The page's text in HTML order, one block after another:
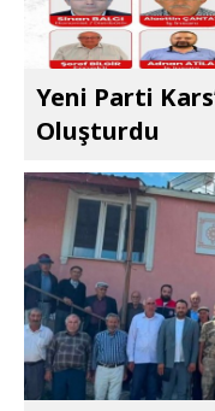
Yeni Parti
Oluşturdu